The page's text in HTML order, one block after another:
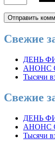
Свежие
ДЕНЬ
АНОНС
Тысячи
Свежие
ДЕНЬ
АНОНС
Тысячи